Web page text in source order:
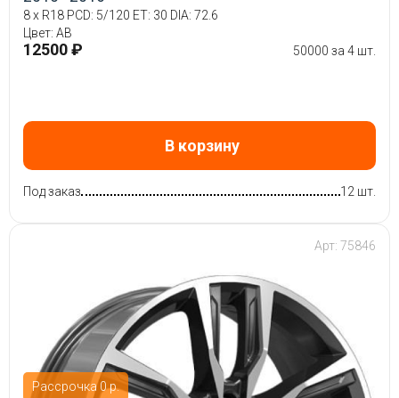
8 x R18 PCD: 5/120 ET: 30 DIA: 72.6
Цвет: AB
12500 ₽ 50000 за 4 шт.
В корзину
Под заказ 12 шт.
Рассрочка 0 р.
Арт: 75846